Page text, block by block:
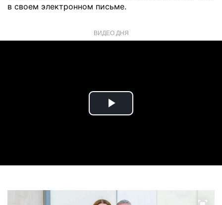
в своем электронном письме.
ВИДЕО ДНЯ
Play